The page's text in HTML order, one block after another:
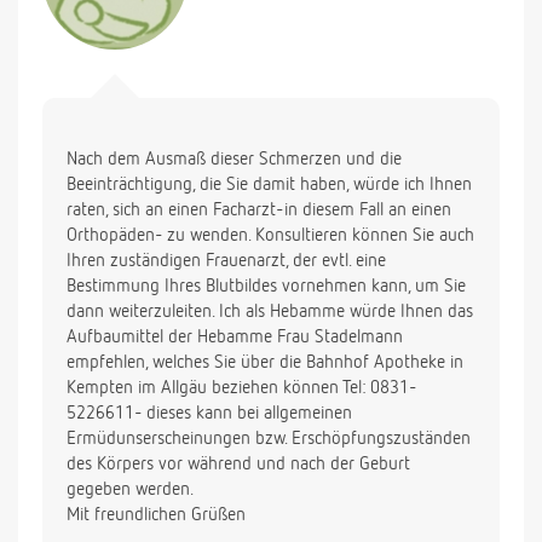
Nach dem Ausmaß dieser Schmerzen und die
Beeinträchtigung, die Sie damit haben, würde ich Ihnen
raten, sich an einen Facharzt-in diesem Fall an einen
Orthopäden- zu wenden. Konsultieren können Sie auch
Ihren zuständigen Frauenarzt, der evtl. eine
Bestimmung Ihres Blutbildes vornehmen kann, um Sie
dann weiterzuleiten. Ich als Hebamme würde Ihnen das
Aufbaumittel der Hebamme Frau Stadelmann
empfehlen, welches Sie über die Bahnhof Apotheke in
Kempten im Allgäu beziehen können Tel: 0831-
5226611- dieses kann bei allgemeinen
Ermüdunserscheinungen bzw. Erschöpfungszuständen
des Körpers vor während und nach der Geburt
gegeben werden.
Mit freundlichen Grüßen